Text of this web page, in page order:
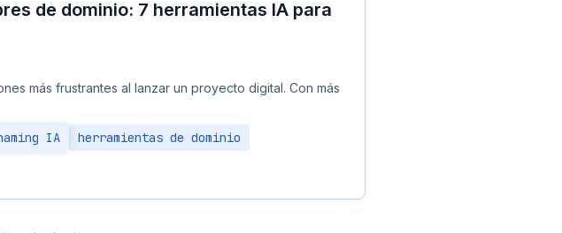
de dominio: 7 herramientas IA para
más frustrantes al lanzar un proyecto digital. Con más
IA herramientas de dominio